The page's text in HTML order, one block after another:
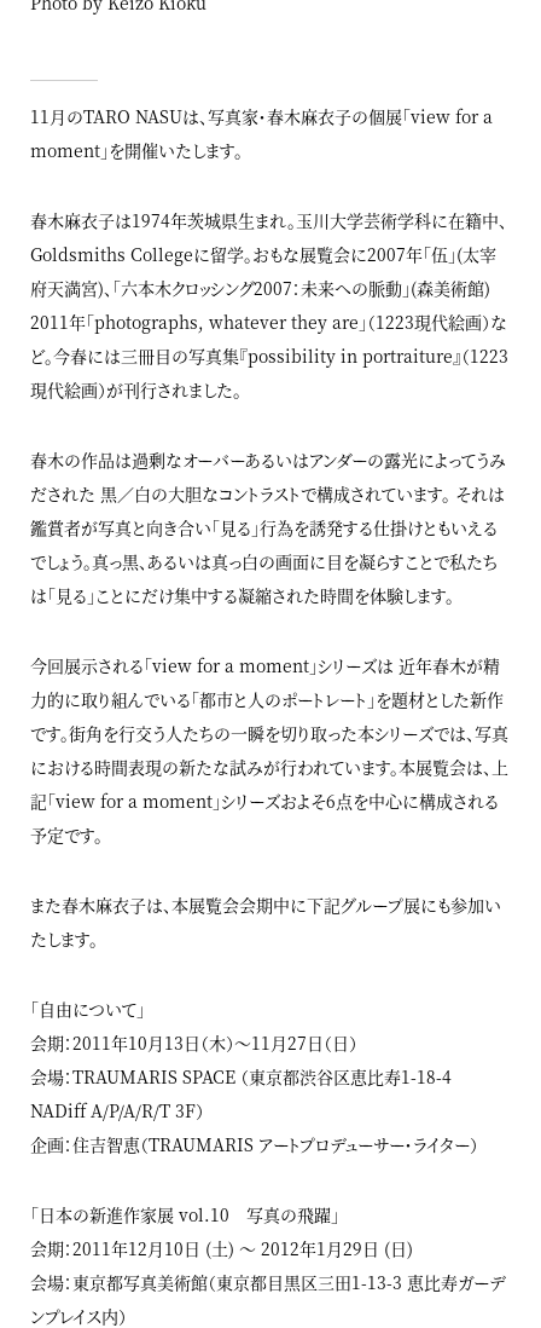
11月のTARO NASUは、写真家・春木麻衣子の個展「view for a
moment」を開催いたします。
春木麻衣子は1974年茨城県生まれ。玉川大学芸術学科に在籍中、
Goldsmiths Collegeに留学。おもな展覧会に2007年「伍」(太宰
府天満宮)、「六本木クロッシング2007：未来への脈動」(森美術館)
2011年「photographs, whatever they are」（1223現代絵画）な
ど。今春には三冊目の写真集『possibility in portraiture』（1223
現代絵画）が刊行されました。
春木の作品は過剰なオーバーあるいはアンダーの露光によってうみ
だされた 黒／白の大胆なコントラストで構成されています。 それは
鑑賞者が写真と向き合い「見る」行為を誘発する仕掛けともいえる
でしょう。真っ黒、あるいは真っ白の画面に目を凝らすことで私たち
は「見る」ことにだけ集中する凝縮された時間を体験します。
今回展示される「view for a moment」シリーズは 近年春木が精
力的に取り組んでいる「都市と人のポートレート」を題材とした新作
です。街角を行交う人たちの一瞬を切り取った本シリーズでは、写真
における時間表現の新たな試みが行われています。本展覧会は、上
記「view for a moment」シリーズおよそ6点を中心に構成される
予定です。
また春木麻衣子は、本展覧会会期中に下記グループ展にも参加い
たします。
「自由について」
会期：2011年10月13日（木）～11月27日（日）
会場：TRAUMARIS SPACE （東京都渋谷区恵比寿1-18-4
NADiff A/P/A/R/T 3F）
企画：住吉智恵（TRAUMARIS アートプロデューサー・ライター）
「日本の新進作家展 vol.10 写真の飛躍」
会期：2011年12月10日 (土) ～ 2012年1月29日 (日)
会場：東京都写真美術館（東京都目黒区三田1-13-3 恵比寿ガーデ
ンプレイス内）